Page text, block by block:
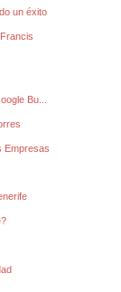
un éxito
Bu...
Empresas